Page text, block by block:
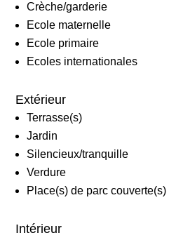
Crèche/garderie
Ecole maternelle
Ecole primaire
Ecoles internationales
Extérieur
Terrasse(s)
Jardin
Silencieux/tranquille
Verdure
Place(s) de parc couverte(s)
Intérieur